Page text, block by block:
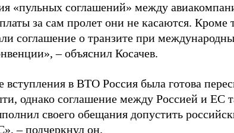
«пульных соглашений» между
за сам пролет они не касаются.
соглашение о транзите при
– объяснил Косачев.
в ВТО Россия была готова
однако соглашение между Россией и ЕС
своего обещания допустить
– подчеркнул он.